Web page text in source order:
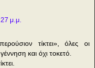
μ.μ.
τίκτει», όλες οι
και όχι τοκετό.